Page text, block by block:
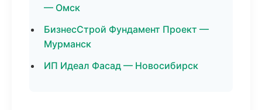
— Омск
БизнесСтрой Фундамент Проект —
Мурманск
ИП Идеал Фасад — Новосибирск